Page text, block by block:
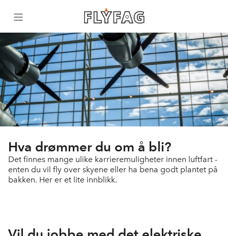
Hva drømmer du om å bli?
Det finnes mange ulike karrieremuligheter innen luftfart -
enten du vil fly over skyene eller ha bena godt plantet på
bakken. Her er et lite innblikk.
Forsiden
Pilot
Flymekaniker
Kabinbesetning
Bakkepersonell